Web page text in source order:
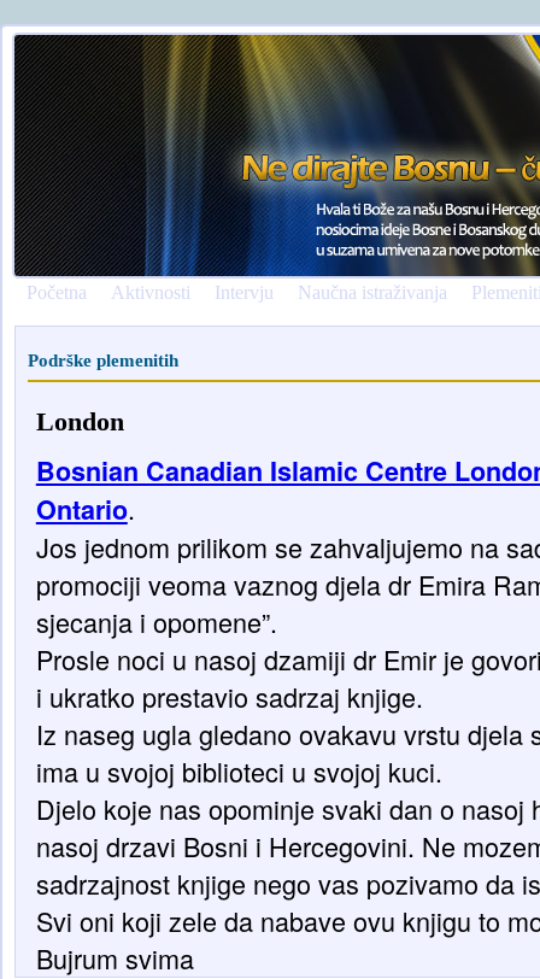
Početna Aktivnosti Intervju Naučna istraživanja
Podrške plemenitih
London
Bosnian Canadian Islamic Centre
Ontario.
Jos jednom prilikom se zahvaljujemo na
promociji veoma vaznog djela dr Emira
sjecanja i opomene”.
Prosle noci u nasoj dzamiji dr Emir je
i ukratko prestavio sadrzaj knjige.
Iz naseg ugla gledano ovakavu vrstu djela
ima u svojoj biblioteci u svojoj kuci.
Djelo koje nas opominje svaki dan o nasoj
nasoj drzavi Bosni i Hercegovini. Ne
sadrzajnost knjige nego vas pozivamo da
Svi oni koji zele da nabave ovu knjigu to
Bujrum svima